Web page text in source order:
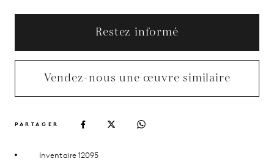
Restez informé
Vendez-nous une œuvre similaire
PARTAGER
Inventaire 12095